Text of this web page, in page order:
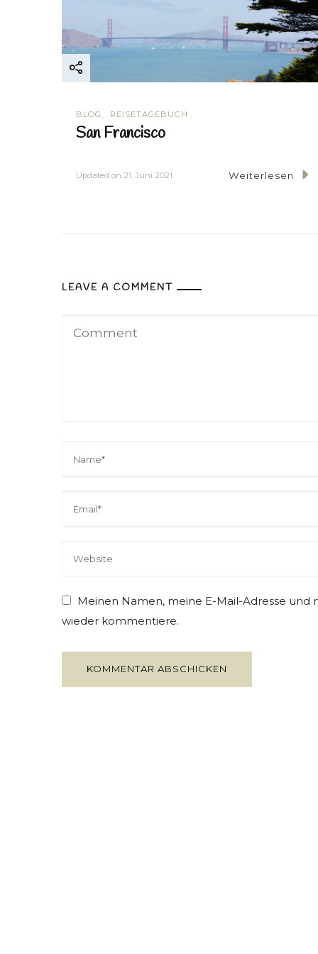
BLOG REISETAGEBUCH
San Francisco
Updated on 21. Juni 2021 Weiterlesen
LEAVE A COMMENT
Meinen Namen, meine E-Mail-Adresse und
wieder kommentiere.
Dubai